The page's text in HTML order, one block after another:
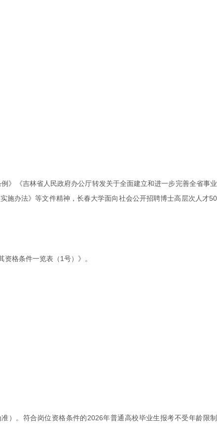
》《吉林省人民政府办公厅转发关于全面建立和进一步完善全省事业
施办法》等文件精神，长春大学面向社会公开招聘博士高层次人才50
格条件一览表（1号）》。
）。符合岗位资格条件的2026年普通高校毕业生报考不受年龄限制